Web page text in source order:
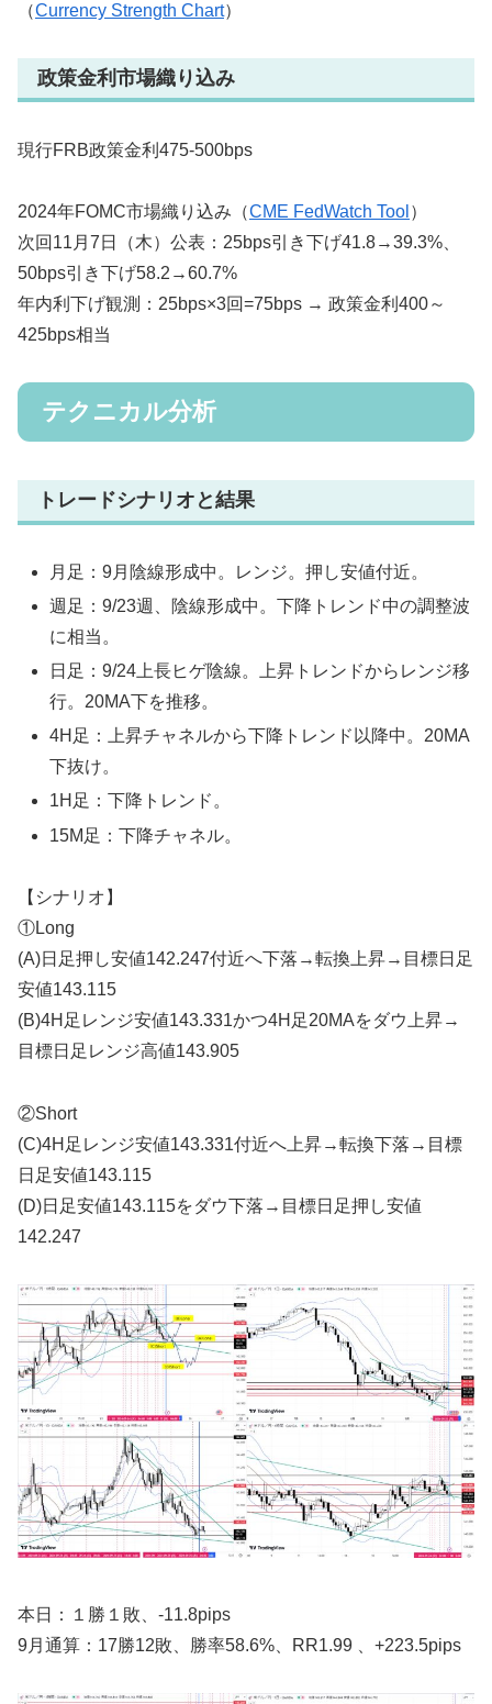
（Currency Strength Chart）
政策金利市場織り込み
現行FRB政策金利475-500bps
2024年FOMC市場織り込み（CME FedWatch Tool ）
次回11月7日（木）公表：25bps引き下げ41.8→39.3%、
50bps引き下げ58.2→60.7%
年内利下げ観測：25bps×3回=75bps → 政策金利400～
425bps相当
テクニカル分析
トレードシナリオと結果
月足：9月陰線形成中。レンジ。押し安値付近。
週足：9/23週、陰線形成中。下降トレンド中の調整波
に相当。
日足：9/24上長ヒゲ陰線。上昇トレンドからレンジ移
行。20MA下を推移。
4H足：上昇チャネルから下降トレンド以降中。20MA
下抜け。
1H足：下降トレンド。
15M足：下降チャネル。
【シナリオ】
①Long
(A)日足押し安値142.247付近へ下落→転換上昇→目標日足
安値143.115
(B)4H足レンジ安値143.331かつ4H足20MAをダウ上昇→
目標日足レンジ高値143.905
②Short
(C)4H足レンジ安値143.331付近へ上昇→転換下落→目標
日足安値143.115
(D)日足安値143.115をダウ下落→目標日足押し安値
142.247
本日：１勝１敗、-11.8pips
9月通算：17勝12敗、勝率58.6%、RR1.99 、+223.5pips